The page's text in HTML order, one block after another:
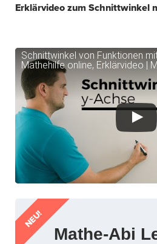
Erklärvideo zum Schnittwinkel
Schnittwinkel von Funktionen
Mathehilfe online, Erklärvideo |
Mathe-Abi
NEU!